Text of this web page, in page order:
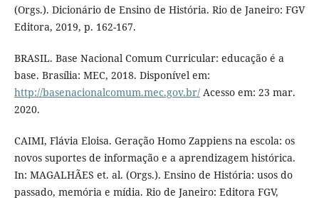
(Orgs.). Dicionário de Ensino de História. Rio de Janeiro: FGV
Editora, 2019, p. 162-167.
BRASIL. Base Nacional Comum Curricular: educação é a
base. Brasília: MEC, 2018. Disponível em:
http://basenacionalcomum.mec.gov.br/Acesso em: 23 mar.
2020.
CAIMI, Flávia Eloisa. Geração Homo Zappiens na escola: os
novos suportes de informação e a aprendizagem histórica.
In: MAGALHÃES et. al. (Orgs.). Ensino de História: usos do
passado, memória e mídia. Rio de Janeiro: Editora FGV,